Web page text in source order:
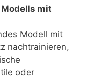
mit
Modell mit
nachtrainieren,
oder